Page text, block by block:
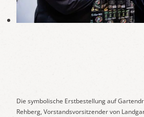
Die symbolische Erstbestellung auf
Rehberg, Vorstandsvorsitzender von